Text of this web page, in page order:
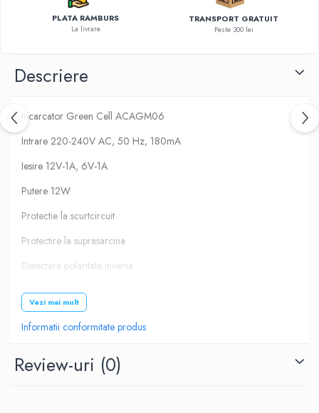
PLATA RAMBURS
La livrare
TRANSPORT GRATUIT
Peste 300 lei
Descriere
Incarcator Green Cell ACAGM06
Intrare 220-240V AC, 50 Hz, 180mA
Iesire 12V-1A, 6V-1A
Putere 12W
Protectie la scurtcircuit
Protectire la suprasarcina
Detectare polaritate inversa
Poate fi folosit la incarcarea acumulatorilor pentru navomedele,
biciclete electrice, cantare, boxe active, masinute pentru copii,
barcute pescuit, VRLA, AGM, GEL, SLA, etc.
Vezi mai mult
Informatii conformitate produs
Review-uri (0)